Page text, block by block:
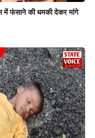
में फंसाने की धमकी देकर मांगे